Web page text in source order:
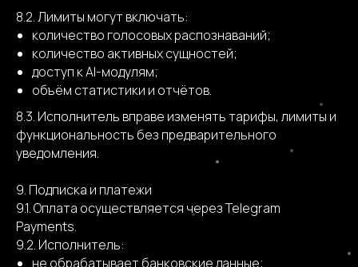
8.2. Лимиты могут включать:
количество голосовых распознаваний;
количество активных сущностей;
доступ к AI-модулям;
объём статистики и отчётов.
8.3. Исполнитель вправе изменять тарифы, лимиты и
функциональность без предварительного
уведомления.
9. Подписка и платежи
9.1. Оплата осуществляется через Telegram
Payments.
9.2. Исполнитель:
не обрабатывает банковские данные;